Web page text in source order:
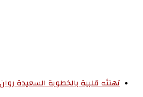
تهنئه قلبية بالخطوبة السعيدة روان